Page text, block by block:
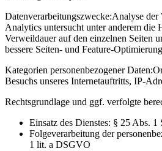
Datenverarbeitungszwecke:Analyse der
Analytics untersucht unter anderem die
Verweildauer auf den einzelnen Seiten
bessere Seiten- und Feature-
Kategorien personenbezogener Daten:
Besuchs unseres Internetauftritts, IP-
Rechtsgrundlage und ggf. verfolgte
Einsatz des Dienstes: § 25 Abs.
Folgeverarbeitung der
1 lit. a DSGVO